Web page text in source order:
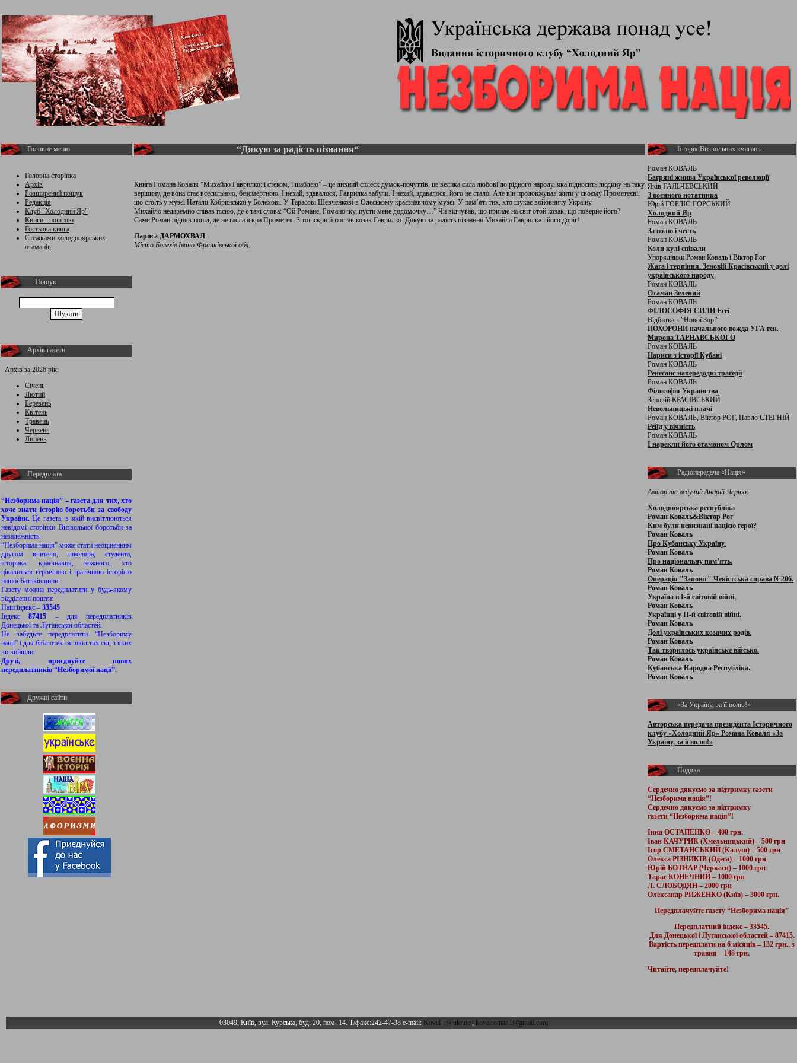
Головне меню
Головна сторінка
Архів
Розширений пошук
Редакція
Клуб "Холодний Яр"
Книги - поштою
Гостьова книга
Стежками холодноярських
отаманів
Пошук
Архів газети
Архів за 2026 рік:
Січень
Лютий
Березень
Квітень
Травень
Червень
Липень
Передплата
“Незборима нація” – газета для тих, хто
хоче знати історію боротьби за свободу
України.Це газета, в якій висвітлюються
невідомі сторінки Визвольної боротьби за
незалежність.
“Незборима нація” може стати неоціненним
другом вчителя, школяра, студента,
історика, краєзнавця, кожного, хто
цікавиться героїчною і трагічною історією
нашої Батьківщини.
Газету можна передплатити у будь-якому
відділенні пошти:
Наш індекс – 33545
Індекс87415 – для передплатників
Донецької та Луганської областей.
Не забудьте передплатити “Незбориму
нації” і для бібліотек та шкіл тих сіл, з яких
ви вийшли.
Друзі, приєднуйте нових
передплатників “Незборимої нації”.
Дружні сайти
“Дякую за радість пізнання“
Книга Романа Коваля “Михайло Гаврилко: і стеком, і шаблею” – це дивний сплеск думок-почуттів, це велика сила любові до рідного народу, яка підносить людину на таку
вершину, де вона стає всесильною, безсмертною. І нехай, здавалося, Гаврилка забули. І нехай, здавалося, його не стало. Але він продовжував жити у своєму Прометеєві,
що стоїть у музеї Наталії Кобринської у Болехові. У Тарасові Шевченкові в Одеському краєзнавчому музеї. У пам’яті тих, хто шукає войовничу Україну.
Михайло недаремно співав пісню, де є такі слова: “Ой Романе, Романочку, пусти мене додомочку…” Чи відчував, що прийде на світ отой козак, що поверне його?
Саме Роман підняв попіл, де не гасла іскра Прометея. З тої іскри й постав козак Гаврилко. Дякую за радість пізнання Михайла Гаврилка і його доріг!
Лариса ДАРМОХВАЛ
Місто Болехів Івано-Франківської обл.
Історія Визвольних змагань
Роман КОВАЛЬ
Багряні жнива Української революції
Яків ГАЛЬЧЕВСЬКИЙ
З воєнного нотатника
Юрій ГОРЛІС-ГОРСЬКИЙ
Холодний Яр
Роман КОВАЛЬ
За волю і честь
Роман КОВАЛЬ
Коли кулі співали
Упорядники Роман Коваль і Віктор Рог
Жага і терпіння. Зеновій Красівський у долі
українського народу
Роман КОВАЛЬ
Отаман Зелений
Роман КОВАЛЬ
ФІЛОСОФІЯ СИЛИ Есеї
Відбитка з "Нової Зорі"
ПОХОРОНИ начального вожда УГА ген.
Мирона ТАРНАВСЬКОГО
Роман КОВАЛЬ
Нариси з історії Кубані
Роман КОВАЛЬ
Ренесанс напередодні трагедії
Роман КОВАЛЬ
Філософія Українства
Зеновій КРАСІВСЬКИЙ
Невольницькі плачі
Роман КОВАЛЬ, Віктор РОГ, Павло СТЕГНІЙ
Рейд у вічність
Роман КОВАЛЬ
І нарекли його отаманом Орлом
Радіопередача «Нація»
Автор та ведучий Андрій Черняк
Холодноярська республіка
Роман Коваль&Віктор Рог
Ким були невизнані нацією герої?
Роман Коваль
Про Кубанську Україну.
Роман Коваль
Про національну пам’ять.
Роман Коваль
Операція "Заповіт" Чекістська справа №206.
Роман Коваль
Україна в І-й світовій війні.
Роман Коваль
Українці у ІІ-й світовій війні.
Роман Коваль
Долі українських козачих родів.
Роман Коваль
Так творилось українське військо.
Роман Коваль
Кубанська Народна Республіка.
Роман Коваль
«За Україну, за її волю!»
Авторська передача президента Історичного
клубу «Холодний Яр» Романа Коваля «За
Україну, за її волю!»
Подяка
Сердечно дякуємо за підтримку газети
“Незборима нація”!
Сердечно дякуємо за підтримку
газети “Незборима нація”!
Інна ОСТАПЕНКО – 400 грн.
Іван КАЧУРИК (Хмельницький) – 500 грн
Ігор СМЕТАНСЬКИЙ (Калуш) – 500 грн
Олекса РІЗНИКІВ (Одеса) – 1000 грн
Юрій БОТНАР (Черкаси) – 1000 грн
Тарас КОНЕЧНИЙ – 1000 грн
Л. СЛОБОДЯН – 2000 грн
Олександр РИЖЕНКО (Київ) – 3000 грн.
Передплачуйте газету “Незборима нація”
Передплатний індекс – 33545.
Для Донецької і Луганської областей – 87415.
Вартість передплати на 6 місяців – 132 грн., з
травня – 148 грн.
Читайте, передплачуйте!
03049, Київ, вул. Курська, буд. 20, пом. 14. Т/факс:242-47-38 e-mail: Koval_r@ukr.net, kovalroman1@gmail.com